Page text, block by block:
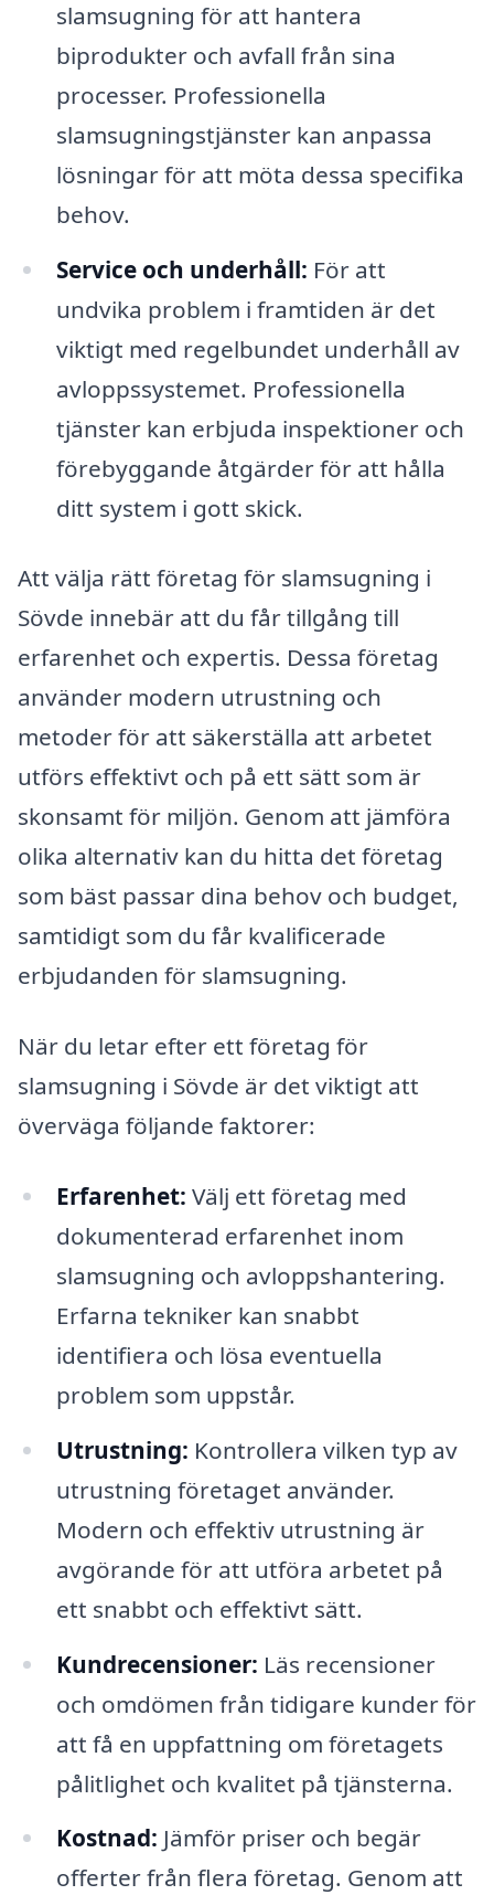
slamsugning för att hantera
biprodukter och avfall från sina
processer. Professionella
slamsugningstjänster kan anpassa
lösningar för att möta dessa specifika
behov.
Service och underhåll: För att
undvika problem i framtiden är det
viktigt med regelbundet underhåll av
avloppssystemet. Professionella
tjänster kan erbjuda inspektioner och
förebyggande åtgärder för att hålla
ditt system i gott skick.
Att välja rätt företag för slamsugning i
Sövde innebär att du får tillgång till
erfarenhet och expertis. Dessa företag
använder modern utrustning och
metoder för att säkerställa att arbetet
utförs effektivt och på ett sätt som är
skonsamt för miljön. Genom att jämföra
olika alternativ kan du hitta det företag
som bäst passar dina behov och budget,
samtidigt som du får kvalificerade
erbjudanden för slamsugning.
När du letar efter ett företag för
slamsugning i Sövde är det viktigt att
överväga följande faktorer:
Erfarenhet: Välj ett företag med
dokumenterad erfarenhet inom
slamsugning och avloppshantering.
Erfarna tekniker kan snabbt
identifiera och lösa eventuella
problem som uppstår.
Utrustning: Kontrollera vilken typ av
utrustning företaget använder.
Modern och effektiv utrustning är
avgörande för att utföra arbetet på
ett snabbt och effektivt sätt.
Kundrecensioner: Läs recensioner
och omdömen från tidigare kunder för
att få en uppfattning om företagets
pålitlighet och kvalitet på tjänsterna.
Kostnad: Jämför priser och begär
offerter från flera företag. Genom att